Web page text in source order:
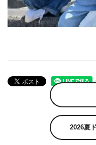
2026夏